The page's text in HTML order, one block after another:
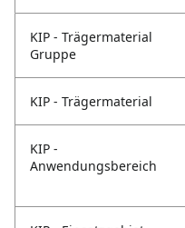
KIP - Trägermaterial
Gruppe
KIP - Trägermaterial
KIP -
Anwendungsbereich